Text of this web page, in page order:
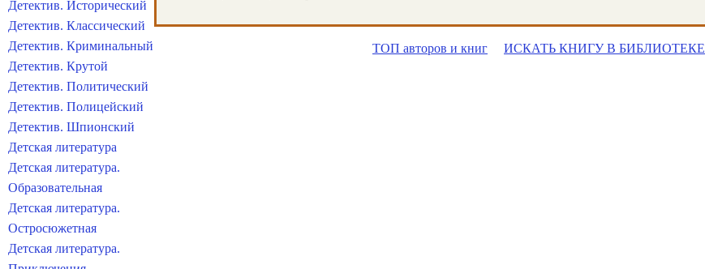
ТОП авторов и книг ИСКАТЬ КНИГУ В БИБЛИОТЕКЕ
Детектив. Исторический
Детектив. Классический
Детектив. Криминальный
Детектив. Крутой
Детектив. Политический
Детектив. Полицейский
Детектив. Шпионский
Детская литература
Детская литература.
Образовательная
Детская литература.
Остросюжетная
Детская литература.